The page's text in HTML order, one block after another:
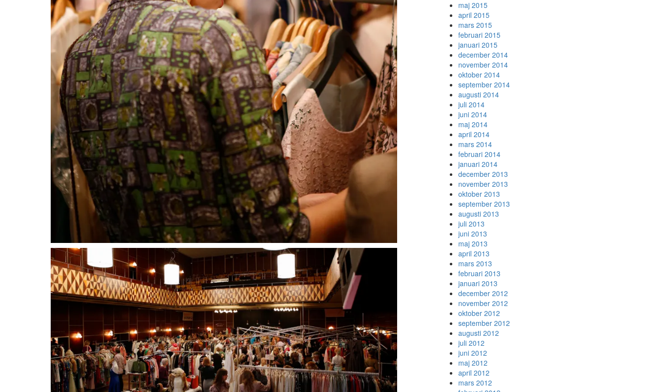
maj 2015
april 2015
mars 2015
februari 2015
januari 2015
december 2014
november 2014
oktober 2014
september 2014
augusti 2014
juli 2014
juni 2014
maj 2014
april 2014
mars 2014
februari 2014
januari 2014
december 2013
november 2013
oktober 2013
september 2013
augusti 2013
juli 2013
juni 2013
maj 2013
april 2013
mars 2013
februari 2013
januari 2013
december 2012
november 2012
oktober 2012
september 2012
augusti 2012
juli 2012
juni 2012
maj 2012
april 2012
mars 2012